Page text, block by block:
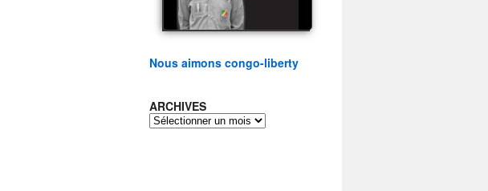
Nous aimons congo-liberty
ARCHIVES
ARCHIVES